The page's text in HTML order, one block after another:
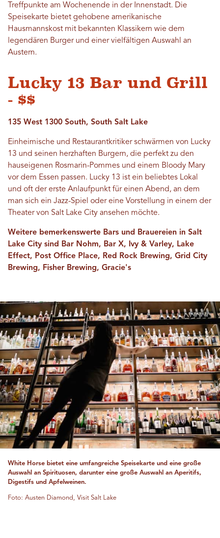
Treffpunkte am Wochenende in der Innenstadt. Die
Speisekarte bietet gehobene amerikanische
Hausmannskost mit bekannten Klassikern wie dem
legendären Burger und einer vielfältigen Auswahl an
Austern.
Lucky 13 Bar und Grill
- $$
135 West 1300 South, South Salt Lake
Einheimische und Restaurantkritiker schwärmen von Lucky
13 und seinen herzhaften Burgern, die perfekt zu den
hauseigenen Rosmarin-Pommes und einem Bloody Mary
vor dem Essen passen. Lucky 13 ist ein beliebtes Lokal
und oft der erste Anlaufpunkt für einen Abend, an dem
man sich ein Jazz-Spiel oder eine Vorstellung in einem der
Theater von Salt Lake City ansehen möchte.
Weitere bemerkenswerte Bars und Brauereien in Salt
Lake City sind Bar Nohm, Bar X, Ivy & Varley, Lake
Effect, Post Office Place, Red Rock Brewing, Grid City
Brewing, Fisher Brewing, Gracie's
White Horse bietet eine umfangreiche Speisekarte und eine große
Auswahl an Spirituosen, darunter eine große Auswahl an Aperitifs,
Digestifs und Apfelweinen.
Foto: Austen Diamond, Visit Salt Lake